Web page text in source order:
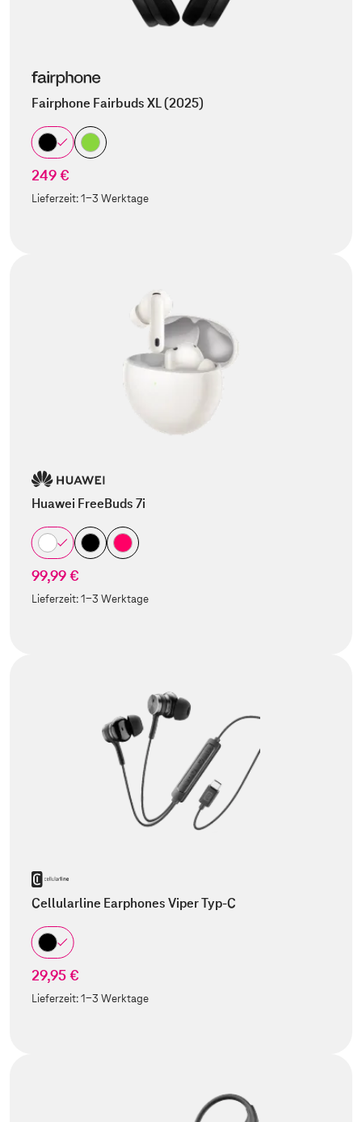
Fairphone Fairbuds XL (2025)
249 €
Lieferzeit:1-3 Werktage
Huawei FreeBuds 7i
99,99 €
Lieferzeit:1-3 Werktage
Cellularline Earphones Viper Typ-C
29,95 €
Lieferzeit:1-3 Werktage